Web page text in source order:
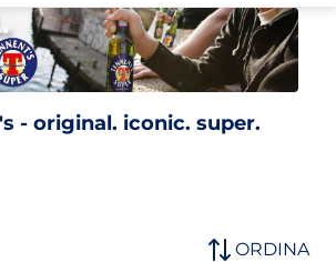
- original. iconic. super.
ORDINA